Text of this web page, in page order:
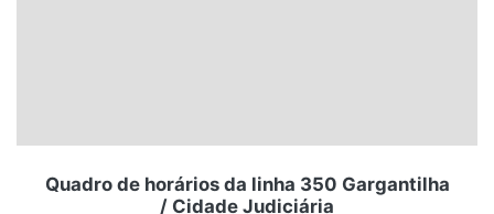
Quadro de horários da linha 350 Gargantilha
/ Cidade Judiciária